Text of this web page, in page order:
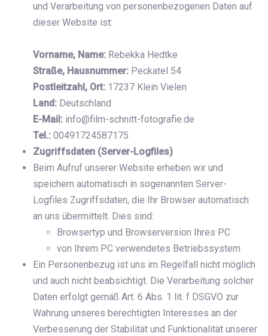
und Verarbeitung von personenbezogenen Daten auf
dieser Website ist:
Vorname, Name: Rebekka Hedtke
Straße, Hausnummer: Peckatel 54
Postleitzahl, Ort: 17237 Klein Vielen
Land: Deutschland
E-Mail: info@film-schnitt-fotografie.de
Tel.: 00491724587175
Zugriffsdaten (Server-Logfiles)
Beim Aufruf unserer Website erheben wir und
speichern automatisch in sogenannten Server-
Logfiles Zugriffsdaten, die Ihr Browser automatisch
an uns übermittelt. Dies sind:
Browsertyp und Browserversion Ihres PC
von Ihrem PC verwendetes Betriebssystem
Ein Personenbezug ist uns im Regelfall nicht möglich
und auch nicht beabsichtigt. Die Verarbeitung solcher
Daten erfolgt gemäß Art. 6 Abs. 1 lit. f DSGVO zur
Wahrung unseres berechtigten Interesses an der
Verbesserung der Stabilität und Funktionalität unserer